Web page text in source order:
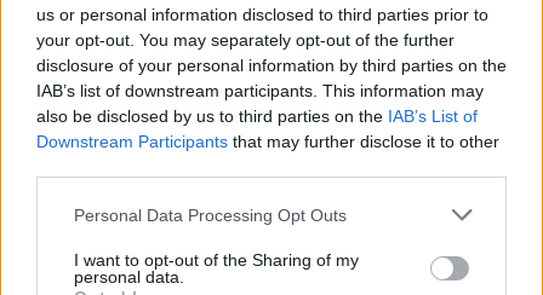
us or personal information disclosed to third parties prior to
your opt-out. You may separately opt-out of the further
disclosure of your personal information by third parties on the
IAB’s list of downstream participants. This information may
also be disclosed by us to third parties on the IAB’s List of
Downstream Participants that may further disclose it to other
Please note that this website/app uses one or more Google
not limited to your visit or usage behaviour. You may click to
grant or deny consent to Google and its third-party tags to
Personal Data Processing Opt Outs
I want to opt-out of the Sharing of my
personal data.
Paris Saint-Germainvs
Manchester United
Felkészülési szezon 4. mérkőzés
Nya Ullevi, Göteborg
0 nap 16 óra 34 perc 5 másodperc